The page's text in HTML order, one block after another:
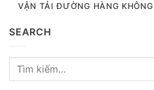
VẬN TẢI ĐƯỜNG HÀNG KHÔNG
SEARCH